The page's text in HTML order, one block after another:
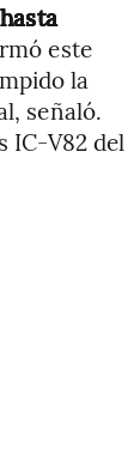
este
la
señaló.
IC-V82 del